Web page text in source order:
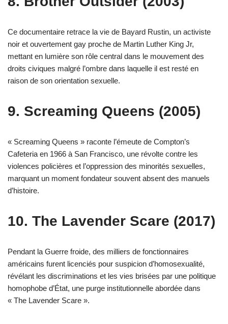
Ce documentaire retrace la vie de Bayard Rustin, un activiste
noir et ouvertement gay proche de Martin Luther King Jr,
mettant en lumière son rôle central dans le mouvement des
droits civiques malgré l’ombre dans laquelle il est resté en
raison de son orientation sexuelle.
9. Screaming Queens (2005)
« Screaming Queens » raconte l’émeute de Compton’s
Cafeteria en 1966 à San Francisco, une révolte contre les
violences policières et l’oppression des minorités sexuelles,
marquant un moment fondateur souvent absent des manuels
d’histoire.
10. The Lavender Scare (2017)
Pendant la Guerre froide, des milliers de fonctionnaires
américains furent licenciés pour suspicion d’homosexualité,
révélant les discriminations et les vies brisées par une politique
homophobe d’État, une purge institutionnelle abordée dans
« The Lavender Scare ».